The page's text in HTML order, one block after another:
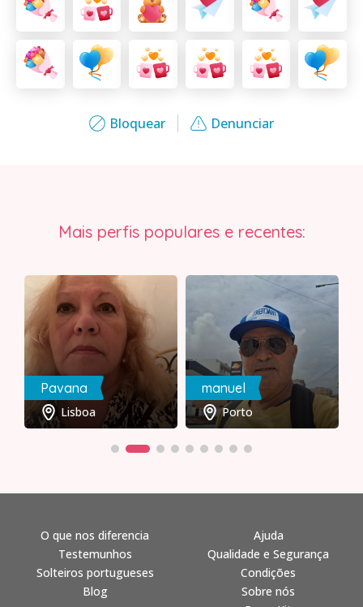
Bloquear Denunciar
Mais perfis populares e recentes:
Pavana
Lisboa
manuel
Porto
O que nos diferencia
Testemunhos
Solteiros portugueses
Blog
Ajuda
Qualidade e Segurança
Condições
Sobre nós